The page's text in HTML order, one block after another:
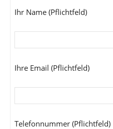
Ihr Name (Pflichtfeld)
Ihre Email (Pflichtfeld)
Telefonnummer (Pflichtfeld)